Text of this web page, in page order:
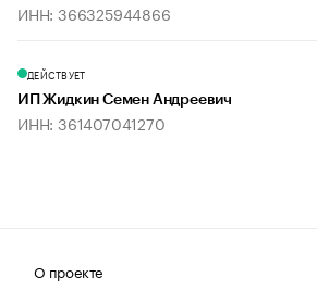
ИНН: 366325944866
ДЕЙСТВУЕТ
ИП Жидкин Семен Андреевич
ИНН: 361407041270
О проекте